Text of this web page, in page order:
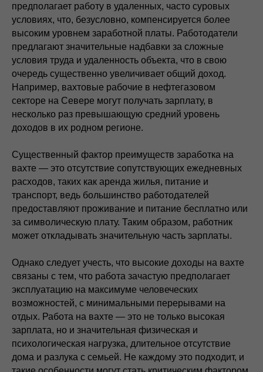
предполагает работу в удаленных, часто суровых
условиях, что, безусловно, компенсируется более
высоким уровнем заработной платы. Работодатели
предлагают значительные надбавки за сложные
условия труда и удаленность объекта, что в свою
очередь существенно увеличивает общий доход.
Например, вахтовые рабочие в нефтегазовом
секторе на Севере могут получать зарплату, в
несколько раз превышающую средний уровень
доходов в их родном регионе.
Существенный фактор преимуществ заработка на
вахте — это отсутствие сопутствующих ежедневных
расходов, таких как аренда жилья, питание и
транспорт, ведь большинство работодателей
предоставляют проживание и питание бесплатно или
за символическую плату. Таким образом, работник
может откладывать значительную часть зарплаты.
Однако следует учесть, что высокие доходы на вахте
связаны с тем, что работа зачастую предполагает
эксплуатацию на максимуме человеческих
возможностей, с минимальными перерывами на
отдых. Работа на вахте — это не только высокая
зарплата, но и значительная физическая и
психологическая нагрузка, длительное отсутствие
дома и разлука с семьей. Не каждому это подходит, и